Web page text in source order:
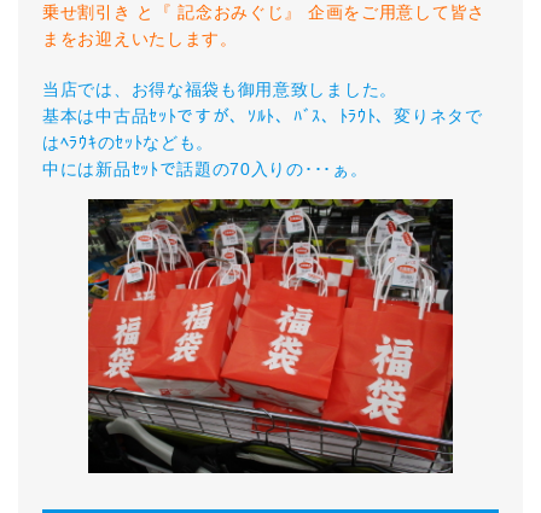
乗せ割引き と『 記念おみぐじ』 企画をご用意して皆さ
まをお迎えいたします。
当店では、お得な福袋も御用意致しました。
基本は中古品ｾｯﾄですが、ｿﾙﾄ、ﾊﾞｽ、ﾄﾗｳﾄ、変りネタで
はﾍﾗｳｷのｾｯﾄなども。
中には新品ｾｯﾄで話題の70入りの･･･ぁ。